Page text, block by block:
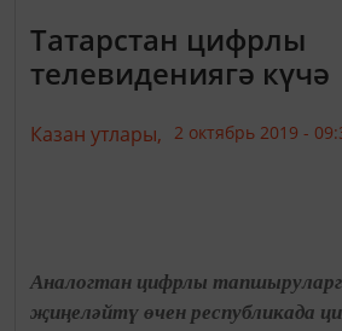
Татарстан цифрлы
телевидениягә күчә
Казан утлары, 2 октябрь 2019 -
Аналогтан цифрлы
җиңеләйтү өчен республикада